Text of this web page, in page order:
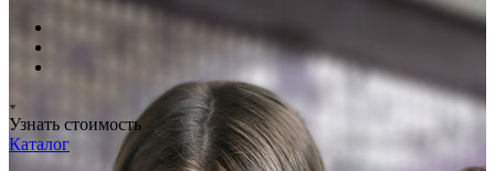
Узнать стоимость
Каталог